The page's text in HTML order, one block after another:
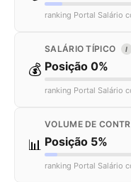
ranking Portal Salário
💰
SALÁRIO TÍPICO I
Posição 0%
ranking Portal Salário
📊
VOLUME DE
Posição 5%
ranking Portal Salário